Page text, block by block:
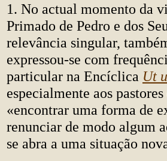
1. No actual momento da
Primado de Pedro e dos
relevância singular,
expressou-se com
particular na Encíclica Ut
especialmente aos
«encontrar uma forma de
renunciar de modo algum
se abra a uma situação